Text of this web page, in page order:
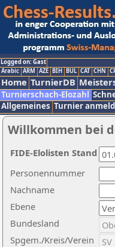
Logged on: Gast
Arabic ARM AZE BIH BUL CAT CHN
Home TurnierDB
Turnierschach-Elozahl
Allgemeines Turnier
Willkommen bei
Nachname
Ebene
Personennummer
Bundesland
Spgem./Kreis/Verein
FIDE-Elolisten Stand